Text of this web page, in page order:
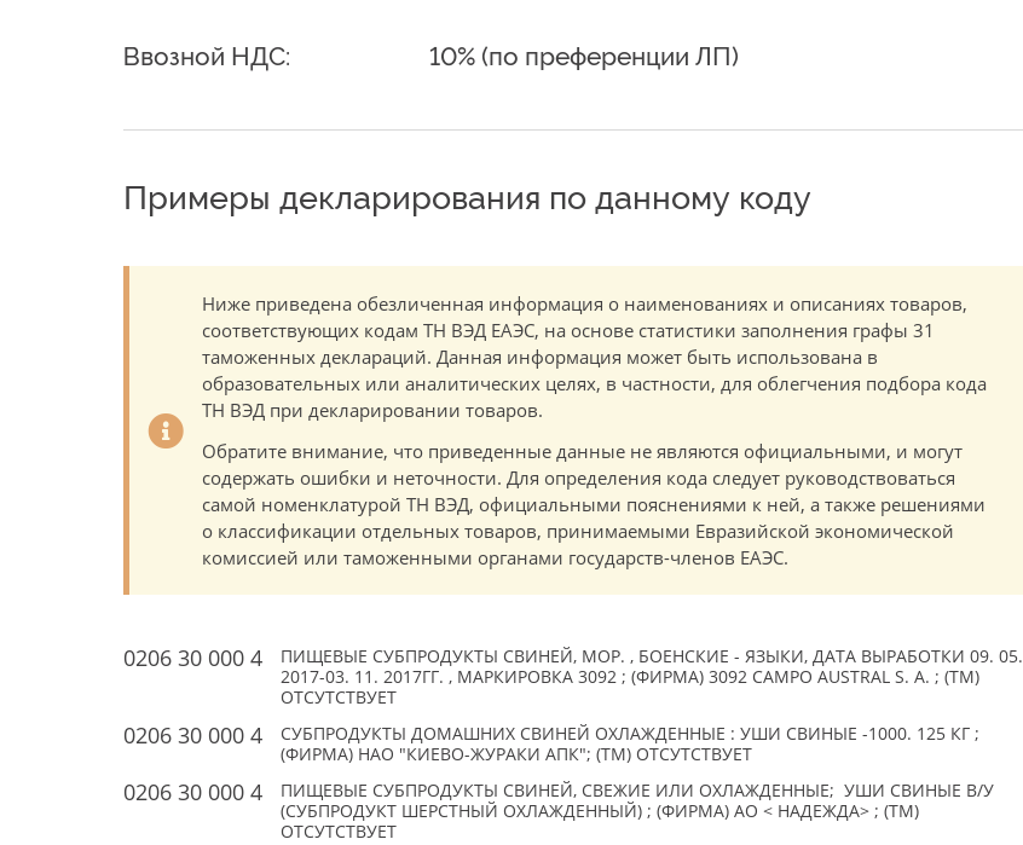
Ввозной НДС: 10% (по преференции ЛП)
Примеры декларирования по данному коду
Ниже приведена обезличенная информация о наименованиях и описаниях товаров,
соответствующих кодам ТН ВЭД ЕАЭС, на основе статистики заполнения графы 31
таможенных деклараций. Данная информация может быть использована в
образовательных или аналитических целях, в частности, для облегчения подбора кода
ТН ВЭД при декларировании товаров.
Обратите внимание, что приведенные данные не являются официальными, и могут
содержать ошибки и неточности. Для определения кода следует руководствоваться
самой номенклатурой ТН ВЭД, официальными пояснениями к ней, а также решениями
о классификации отдельных товаров, принимаемыми Евразийской экономической
комиссией или таможенными органами государств-членов ЕАЭС.
0206 30 000 4
ПИЩЕВЫЕ СУБПРОДУКТЫ СВИНЕЙ, МОР. , БОЕНСКИЕ - ЯЗЫКИ, ДАТА ВЫРАБОТКИ 09. 05.
2017-03. 11. 2017ГГ. , МАРКИРОВКА 3092 ; (ФИРМА) 3092 CAMPO AUSTRAL S. A. ; (TM)
ОТСУТСТВУЕТ
0206 30 000 4
СУБПРОДУКТЫ ДОМАШНИХ СВИНЕЙ ОХЛАЖДЕННЫЕ : УШИ СВИНЫЕ -1000. 125 КГ ;
(ФИРМА) НАО "КИЕВО-ЖУРАКИ АПК"; (TM) ОТСУТСТВУЕТ
0206 30 000 4
ПИЩЕВЫЕ СУБПРОДУКТЫ СВИНЕЙ, СВЕЖИЕ ИЛИ ОХЛАЖДЕННЫЕ; УШИ СВИНЫЕ В/У
(СУБПРОДУКТ ШЕРСТНЫЙ ОХЛАЖДЕННЫЙ) ; (ФИРМА) АО < НАДЕЖДА> ; (TM)
ОТСУТСТВУЕТ